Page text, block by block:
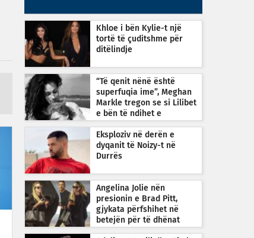
Khloe i bën Kylie-t një
tortë të çuditshme për
ditëlindje
“Të qenit nënë është
superfuqia ime”, Meghan
Markle tregon se si Lilibet
e bën të ndihet e
Eksploziv në derën e
dyqanit të Noizy-t në
Durrës
Angelina Jolie nën
presionin e Brad Pitt,
gjykata përfshihet në
betejën për të dhënat